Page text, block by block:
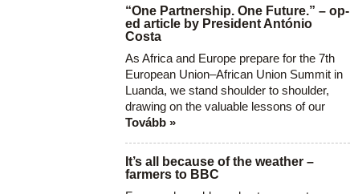
“One Partnership. One Future.” – op-
ed article by President António
Costa
As Africa and Europe prepare for the 7th
European Union–African Union Summit in
Luanda, we stand shoulder to shoulder,
drawing on the valuable lessons of our
Tovább »
It’s all because of the weather –
farmers to BBC